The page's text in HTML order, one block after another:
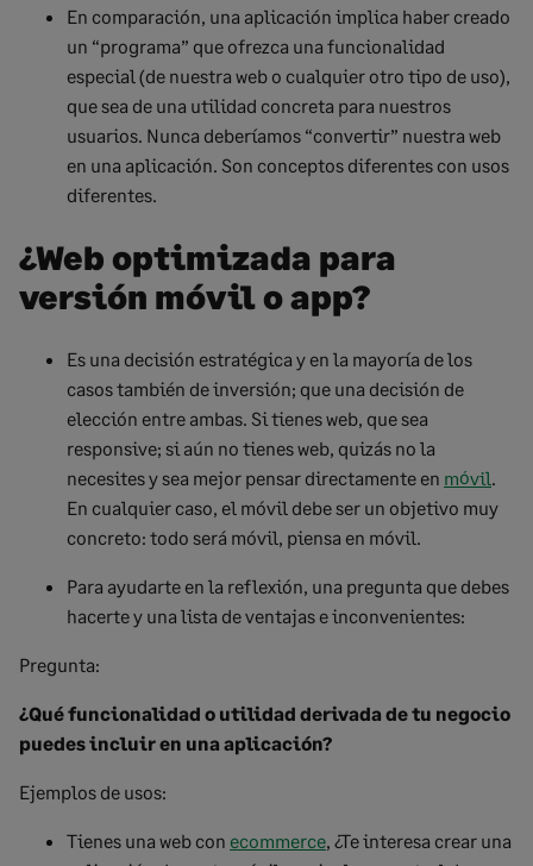
En comparación, una aplicación implica haber creado
un “programa” que ofrezca una funcionalidad
especial (de nuestra web o cualquier otro tipo de uso),
que sea de una utilidad concreta para nuestros
usuarios. Nunca deberíamos “convertir” nuestra web
en una aplicación. Son conceptos diferentes con usos
diferentes.
¿Web optimizada para
versión móvil o app?
Es una decisión estratégica y en la mayoría de los
casos también de inversión; que una decisión de
elección entre ambas. Si tienes web, que sea
responsive; si aún no tienes web, quizás no la
necesites y sea mejor pensar directamente en móvil.
En cualquier caso, el móvil debe ser un objetivo muy
concreto: todo será móvil, piensa en móvil.
Para ayudarte en la reflexión, una pregunta que debes
hacerte y una lista de ventajas e inconvenientes:
Pregunta:
¿Qué funcionalidad o utilidad derivada de tu negocio
puedes incluir en una aplicación?
Ejemplos de usos:
Tienes una web con ecommerce, ¿Te interesa crear una